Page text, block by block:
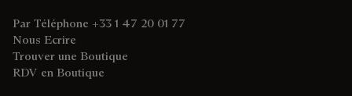
Par Téléphone +33 1 47 20 01 77
Nous Ecrire
Trouver une Boutique
RDV en Boutique